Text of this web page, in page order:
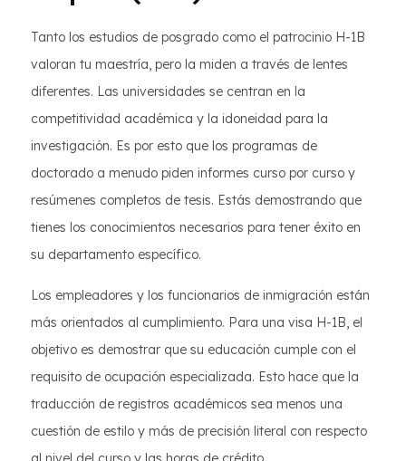
Tanto los estudios de posgrado como el patrocinio H-1B
valoran tu maestría, pero la miden a través de lentes
diferentes. Las universidades se centran en la
competitividad académica y la idoneidad para la
investigación. Es por esto que los programas de
doctorado a menudo piden informes curso por curso y
resúmenes completos de tesis. Estás demostrando que
tienes los conocimientos necesarios para tener éxito en
su departamento específico.
Los empleadores y los funcionarios de inmigración están
más orientados al cumplimiento. Para una visa H-1B, el
objetivo es demostrar que su educación cumple con el
requisito de ocupación especializada. Esto hace que la
traducción de registros académicos sea menos una
cuestión de estilo y más de precisión literal con respecto